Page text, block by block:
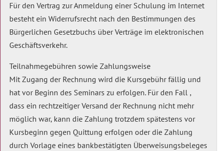
Für den Vertrag zur Anmeldung einer Schulung im Internet
besteht ein Widerrufsrecht nach den Bestimmungen des
Bürgerlichen Gesetzbuchs über Verträge im elektronischen
Geschäftsverkehr.
Teilnahmegebühren sowie Zahlungsweise
Mit Zugang der Rechnung wird die Kursgebühr fällig und
hat vor Beginn des Seminars zu erfolgen. Für den Fall ,
dass ein rechtzeitiger Versand der Rechnung nicht mehr
möglich war, kann die Zahlung trotzdem spätestens vor
Kursbeginn gegen Quittung erfolgen oder die Zahlung
durch Vorlage eines bankbestätigten Überweisungsbeleges